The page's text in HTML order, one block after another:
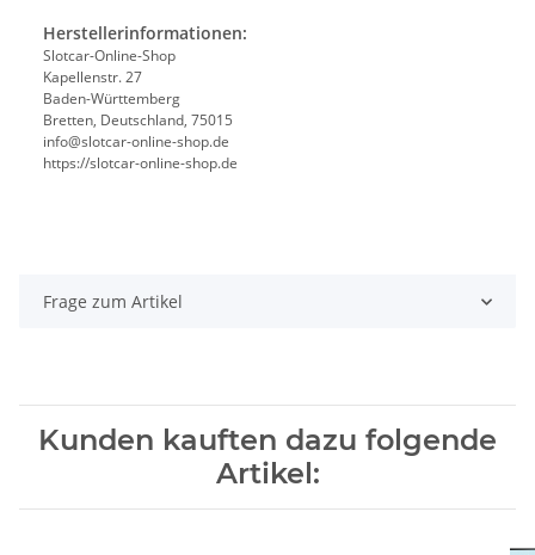
Herstellerinformationen:
Slotcar-Online-Shop
Kapellenstr. 27
Baden-Württemberg
Bretten, Deutschland, 75015
info@slotcar-online-shop.de
https://slotcar-online-shop.de
Frage zum Artikel
Kunden kauften dazu folgende
Artikel: